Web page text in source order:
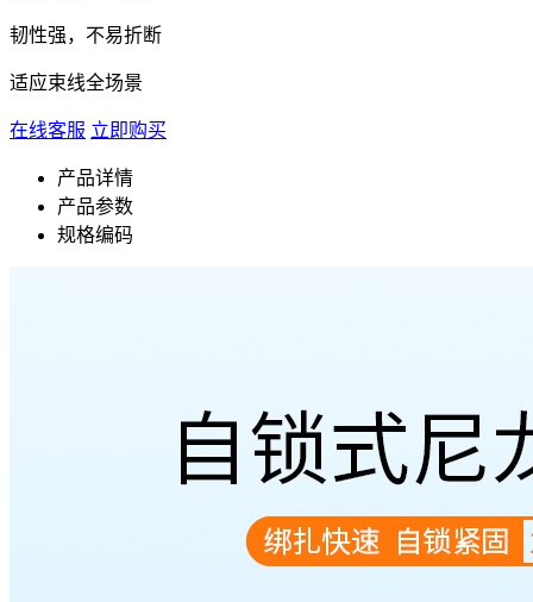
韧性强，不易折断
适应束线全场景
在线客服 立即购买
产品详情
产品参数
规格编码